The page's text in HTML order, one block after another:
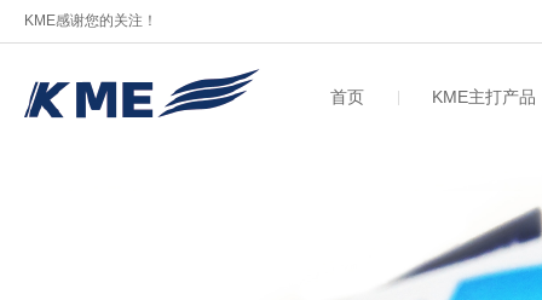
KME感谢您的关注！
首页 KME主打产品